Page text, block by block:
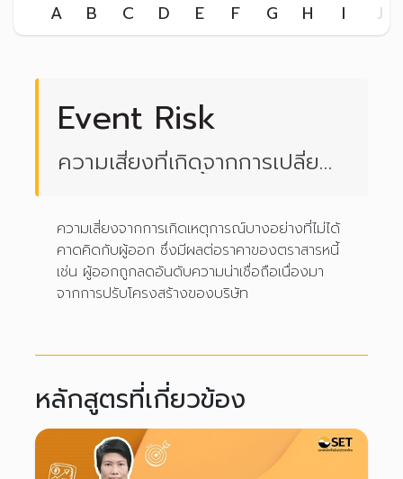
A B C D E F G H I J
Event Risk
ความเสี่ยงที่เกิดจากการเปลี่ยน
ความเสี่ยงจากการเกิดเหตุการณ์บางอย่างที่ไม่ได้
คาดคิดกับผู้ออก ซึ่งมีผลต่อราคาของตราสารหนี้
เช่น ผู้ออกถูกลดอันดับความน่าเชื่อถือเนื่องมา
จากการปรับโครงสร้างของบริษัท
หลักสูตรที่เกี่ยวข้อง